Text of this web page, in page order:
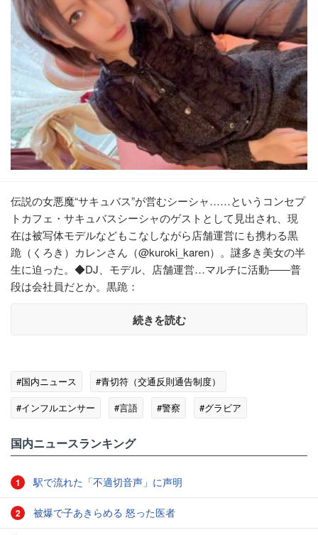
伝説の女悪魔“サキュバス”が営むシーシャ……というコンセプ
トカフェ・サキュバスシーシャのゲストとして見出され、現
在は被写体モデルなどもこなしながら店舗運営にも携わる黒
跪（くろき）カレンさん（@kuroki_karen）。謎多き美女の半
生に迫った。◆DJ、モデル、店舗運営…マルチに活動――普
段は会社員だとか。黒跪：
続きを読む
#国内ニュース
#青切符（交通反則通告制度）
#インフルエンサー
#言語 #警察 #グラビア
国内ニュースランキング
1 駅で流れた「不適切音声」に声明
2 被爆で子あきらめる 怒った医者